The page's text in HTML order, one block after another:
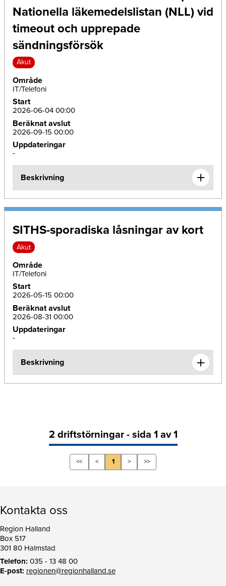
Nationella läkemedelslistan (NLL) vid
timeout och upprepade
sändningsförsök
Akut
Område
IT/Telefoni
Start
2026-06-04 00:00
Beräknat avslut
2026-09-15 00:00
Uppdateringar
-
Beskrivning
SITHS-sporadiska låsningar av kort
Akut
Område
IT/Telefoni
Start
2026-05-15 00:00
Beräknat avslut
2026-08-31 00:00
Uppdateringar
-
Beskrivning
2 driftstörningar - sida 1 av 1
<< < 1 > >>
Kontakta oss
Region Halland
Box 517
301 80 Halmstad
Telefon: 035 - 13 48 00
E-post: regionen@regionhalland.se